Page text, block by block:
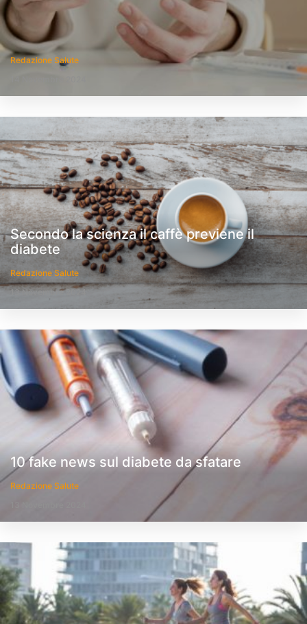
Redazione Salute
Secondo la scienza il caffè previene il
diabete
Redazione Salute
13 Novembre 2024
10 fake news sul diabete da sfatare
Redazione Salute